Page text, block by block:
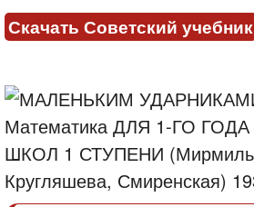
Скачать Советский учебник